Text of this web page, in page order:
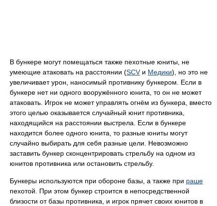
В бункере могут помещаться также пехотные юниты, не
умеющие атаковать на расстоянии (SCVи Медики), но это не
увеличивает урон, наносимый противнику бункером. Если в
бункере нет ни одного вооружённого юнита, то он не может
атаковать. Игрок не может управлять огнём из бункера, вместо
этого целью оказывается случайный юнит противника,
находящийся на расстоянии выстрела. Если в бункере
находится более одного юнита, то разные юниты могут
случайно выбирать для себя разные цели. Невозможно
заставить бункер сконцентрировать стрельбу на одном из
юнитов противника или остановить стрельбу.
Бункеры используются при обороне базы, а также при раше
пехотой. При этом бункер строится в непосредственной
близости от базы противника, и игрок прячет своих юнитов в